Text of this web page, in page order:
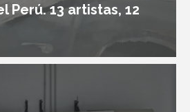
Perú. 13 artistas, 12